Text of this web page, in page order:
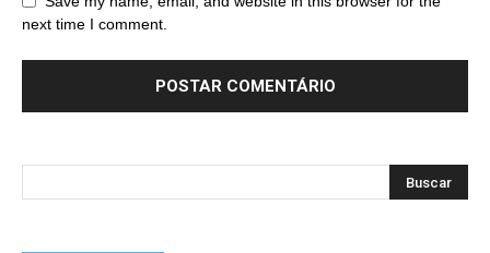
next time I comment.